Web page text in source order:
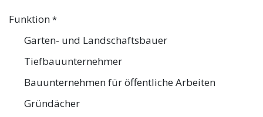
Funktion *
Garten- und Landschaftsbauer
Tiefbauunternehmer
Bauunternehmen für öffentliche Arbeiten
Gründächer